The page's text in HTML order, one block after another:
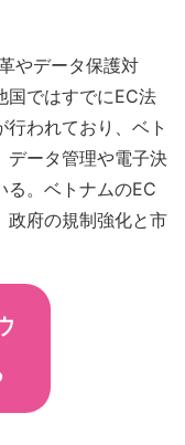
やデータ保護対
国ではすでにEC法
われており、ベト
データ管理や電子決
る。ベトナムのEC
政府の規制強化と市